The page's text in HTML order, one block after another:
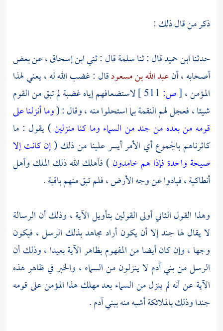
ذكر من قال ذلك :
حدثناابن حميدقال : ثناسلمةقال : ثنيابن إسحاق ،عن بعض
أصحابه ، أنعبد الله بن مسعودقال : غضب الله له ، يعني لهذا
المؤمن ،[ص:
لاستضعافهم إياه غضبة لم تبق من القوم
شيئا ، فعجل لهم النقمة بما استحلوا منه ، وقال : (وما أنزلنا على
قومه من بعده من جند من السماء وما كنا منزلين) يقول : ما
كاثرناهم بالجموع أي الأمر أيسر علينا من ذلك (إن كانت إلا
صيحة واحدة فإذا هم خامدون) فأهلك الله ذلك الملك وأهل
أنطاكية ،فبادوا عن وجه الأرض ، فلم تبق منهم باقية .
وهذا القول الثاني أولى القولين بتأويل الآية ، وذلك أن الرسالة
لا يقال لها جند إلا أن يكون أرادمجاهدبذلك الرسل ، فيكون
وجها ، وإن كان أيضا من المفهوم بظاهر الآية بعيدا ، وذلك أن
الرسل من بني آدم لا ينزلون من السماء ، والخبر في ظاهر هذه
الآية عن أنه لم ينزل من السماء بعد مهلك هذا المؤمن على قومه
جندا وذلك بالملائكة أشبه منه ببنيآدم.